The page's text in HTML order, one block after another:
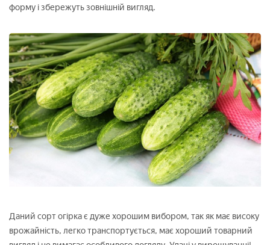
форму і збережуть зовнішній вигляд.
Даний сорт огірка є дуже хорошим вибором, так як має високу
врожайність, легко транспортується, має хороший товарний